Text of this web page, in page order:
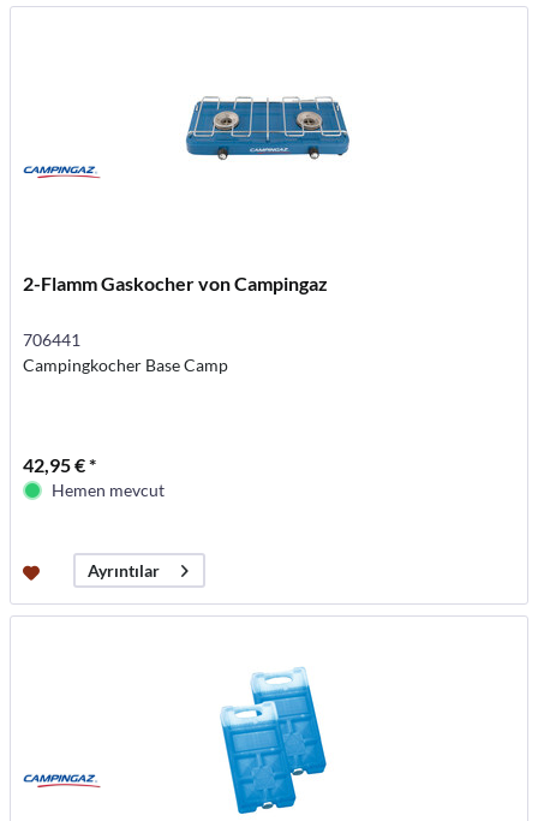
2-Flamm Gaskocher von Campingaz
706441
Campingkocher Base Camp
42,95 € *
Hemen mevcut
Ayrıntılar